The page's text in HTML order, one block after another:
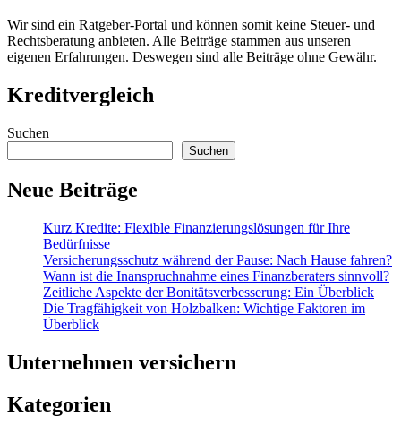
Wir sind ein Ratgeber-Portal und können somit keine Steuer- und
Rechtsberatung anbieten. Alle Beiträge stammen aus unseren
eigenen Erfahrungen. Deswegen sind alle Beiträge ohne Gewähr.
Kreditvergleich
Suchen
Suchen
Neue Beiträge
Kurz Kredite: Flexible Finanzierungslösungen für Ihre
Bedürfnisse
Versicherungsschutz während der Pause: Nach Hause fahren?
Wann ist die Inanspruchnahme eines Finanzberaters sinnvoll?
Zeitliche Aspekte der Bonitätsverbesserung: Ein Überblick
Die Tragfähigkeit von Holzbalken: Wichtige Faktoren im
Überblick
Unternehmen versichern
Kategorien